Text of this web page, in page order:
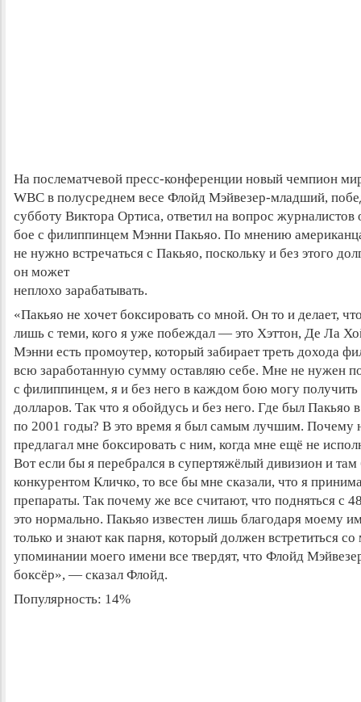
На послематчевой пресс-конференции новый чемпион
WBC в полусреднем весе Флойд Мэйвезер-младший,
субботу Виктора Ортиса, ответил на вопрос
бое с филиппинцем Мэнни Пакьяо. По мнению
не нужно встречаться с Пакьяо, поскольку и без этого
он может
неплохо зарабатывать.
«Пакьяо не хочет боксировать со мной. Он то и делает,
лишь с теми, кого я уже побеждал — это Хэттон, Де Ла
Мэнни есть промоутер, который забирает треть дохода
всю заработанную сумму оставляю себе. Мне не нужен
с филиппинцем, я и без него в каждом бою могу
долларов. Так что я обойдусь и без него. Где был Пакьяо
по 2001 годы? В это время я был самым лучшим. Почему
предлагал мне боксировать с ним, когда мне ещё не
Вот если бы я перебрался в супертяжёлый дивизион и там
конкурентом Кличко, то все бы мне сказали, что я
препараты. Так почему же все считают, что подняться с
это нормально. Пакьяо известен лишь благодаря моему
только и знают как парня, который должен встретиться
упоминании моего имени все твердят, что Флойд
боксёр», — сказал Флойд.
Популярность: 14%